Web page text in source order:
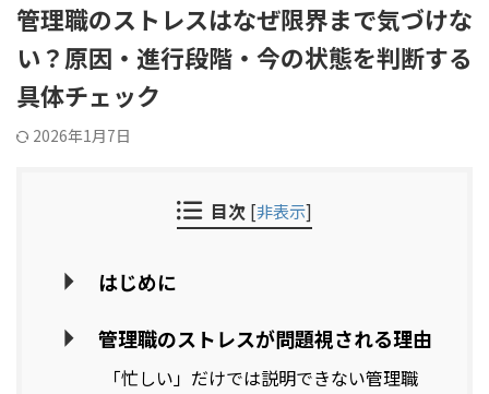
管理職のストレスはなぜ限界まで気づけな
い？原因・進行段階・今の状態を判断する
具体チェック
2026年1月7日
目次 [非表示]
はじめに
管理職のストレスが問題視される理由
「忙しい」だけでは説明できない管理職